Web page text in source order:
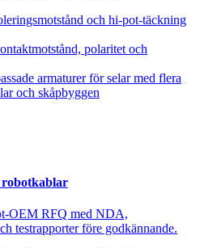
och hi-pot-täckning
polaritet och
armaturer för selar med flera
och skåpbyggen
OEM RFQ med NDA,
testrapporter före godkännande.